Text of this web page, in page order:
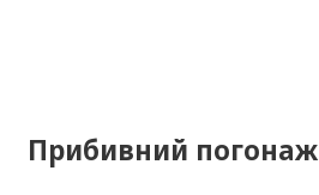
Прибивний погонаж